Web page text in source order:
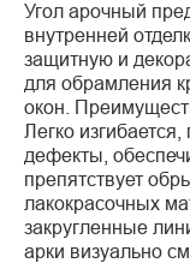
Угол арочный
внутренней
защитную и
для обрамления
окон.
Легко
дефекты,
препятствует
лакокрасочных
закругленные
арки визуально